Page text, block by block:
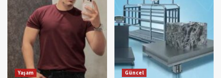
Yaşam Güncel